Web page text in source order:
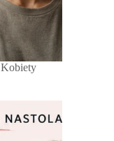
Kobiety